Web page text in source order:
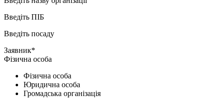
Введіть ПІБ
Введіть посаду
Заявник*
Фізична особа
Фізична особа
Юридична особа
Громадська організація